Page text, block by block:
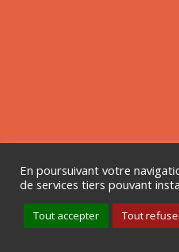
En poursuivant votre
de services tiers pouvant
Tout accepter Tout